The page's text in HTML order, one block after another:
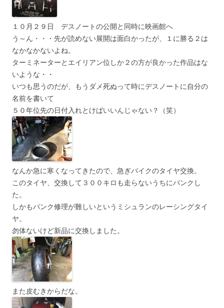
１０月２９日 デスノートの公開と同時に映画館へ
う～ん・・・先が読めない展開は面白かったが、１に勝る２は
なかなかないよね。
ターミネーターとエイリアン位しか２の方が良かった作品はな
いような・・
いつも思うのだが、もうダメ死ぬって時にデスノートに自分の
名前を書いて
５０年位先の日付入れとけばいいんじゃない？（笑）
なんか急に寒くなってきたので、急ぎバイクのタイヤ交換。
このタイヤ、交換して３００キロも走らないうちにパンクし
た。
しかもパンク修理が難しいというミシュランのレーシングタイ
ヤ。
勿体ないけど新品に交換しました。
また皮むきからだな。